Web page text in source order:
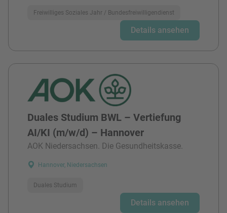
Freiwilliges Soziales Jahr / Bundesfreiwilligendienst
Details ansehen
Duales Studium BWL – Vertiefung
AI/KI (m/w/d) – Hannover
AOK Niedersachsen. Die Gesundheitskasse.
Hannover, Niedersachsen
Duales Studium
Details ansehen